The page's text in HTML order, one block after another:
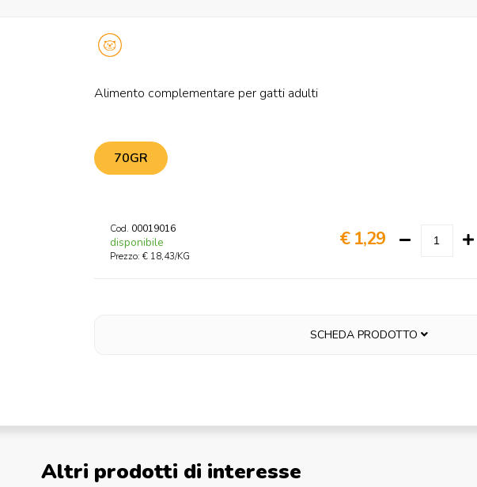
Alimento complementare per gatti adulti
70GR
Cod. 00019016
disponibile
Prezzo: € 18,43/KG
€ 1,29
SCHEDA PRODOTTO
Altri prodotti di interesse